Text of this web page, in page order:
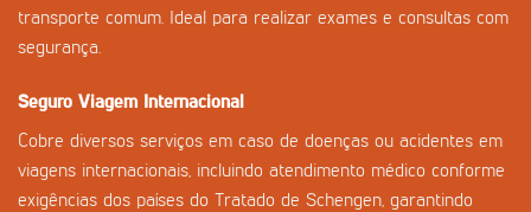
transporte comum. Ideal para realizar exames e consultas com
segurança.
Seguro Viagem Internacional
Cobre diversos serviços em caso de doenças ou acidentes em
viagens internacionais, incluindo atendimento médico conforme
exigências dos países do Tratado de Schengen, garantindo